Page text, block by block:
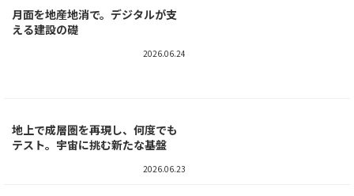
月面を地産地消で。デジタルが支
える建設の礎
2026.06.24
地上で成層圏を再現し、何度でも
テスト。宇宙に挑む新たな基盤
2026.06.23